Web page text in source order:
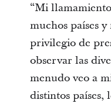
“Mi
muchos países
privilegio de
observar las
menudo veo a
distintos países,